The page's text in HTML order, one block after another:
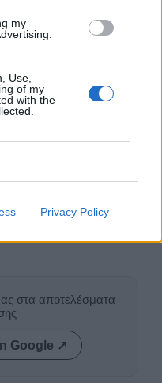
my
Use,
of my
with the
Privacy Policy
την
και περαιτέρω
θέματα που
των εν Λέσβω
άσβεστη τη φλόγα
την εθνική
τόπο που γνωρίζει
στα αποτελέσματα
Google ↗